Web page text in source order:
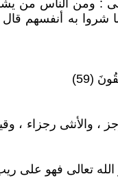
: ومن الناس من
به أنفسهم
(59)
، والأنثى رجزاء
الله تعالى فهو